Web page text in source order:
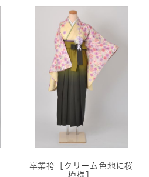
卒業袴［クリーム色地に桜
模様］